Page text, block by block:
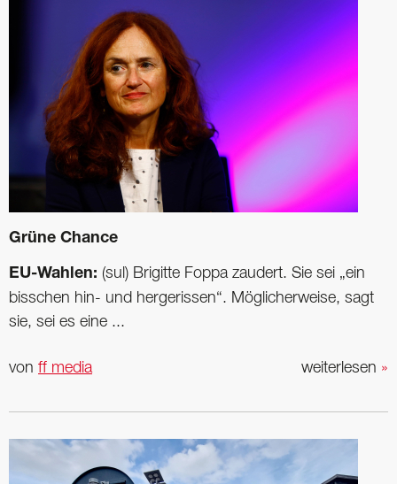
Grüne Chance
EU-Wahlen: (sul) Brigitte Foppa zaudert. Sie sei „ein
bisschen hin- und hergerissen“. Möglicherweise, sagt
sie, sei es eine ...
weiterlesen »
von ff media